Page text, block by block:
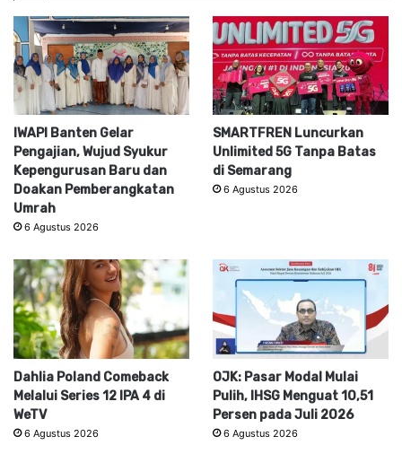
IWAPI Banten Gelar
Pengajian, Wujud Syukur
Kepengurusan Baru dan
Doakan Pemberangkatan
Umrah
6 Agustus 2026
SMARTFREN Luncurkan
Unlimited 5G Tanpa Batas
di Semarang
6 Agustus 2026
Dahlia Poland Comeback
Melalui Series 12 IPA 4 di
WeTV
6 Agustus 2026
OJK: Pasar Modal Mulai
Pulih, IHSG Menguat 10,51
Persen pada Juli 2026
6 Agustus 2026